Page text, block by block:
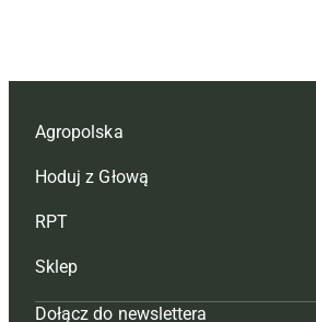
Agropolska
Redakcja
Reklama
Tagi
Mapa serwisu
Hoduj z Głową
Hoduj z głową bydło
Hoduj z głową świnie
Prenumerata
RPT
Redakcja
Sklep
Dołącz do newslettera